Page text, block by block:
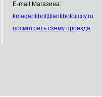
E-mail Магазина:
kmagantibot@antibotoilcity.ru
посмотреть схему проезда